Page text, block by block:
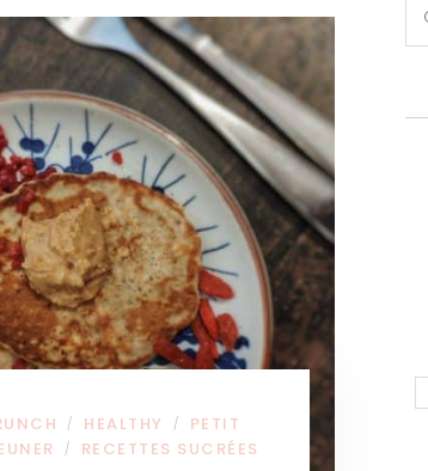
/ HEALTHY /
PETIT
/ RECETTES SUCRÉES